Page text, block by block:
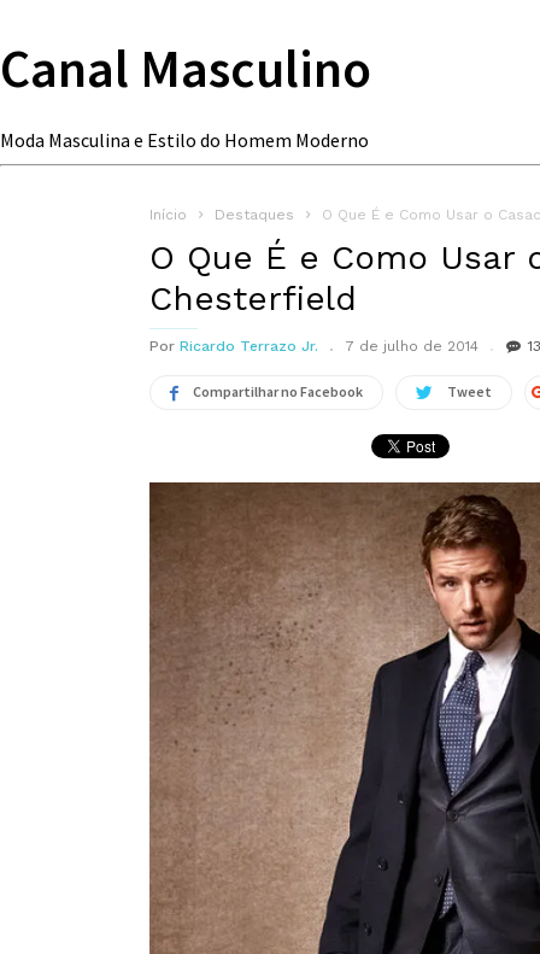
Canal Masculino
Moda Masculina e Estilo do Homem Moderno
Início Destaques O Que É e Como Usar o
O Que É e Como Usar
Chesterfield
Por Ricardo Terrazo Jr. 7 de julho de 2014 13
Compartilhar no Facebook Tweet